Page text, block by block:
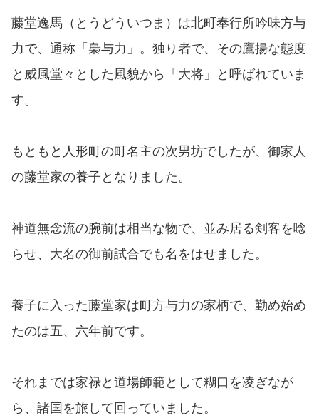
藤堂逸馬（とうどういつま）は北町奉行所吟味方与
力で、通称「梟与力」。独り者で、その鷹揚な態度
と威風堂々とした風貌から「大将」と呼ばれていま
す。
もともと人形町の町名主の次男坊でしたが、御家人
の藤堂家の養子となりました。
神道無念流の腕前は相当な物で、並み居る剣客を唸
らせ、大名の御前試合でも名をはせました。
養子に入った藤堂家は町方与力の家柄で、勤め始め
たのは五、六年前です。
それまでは家禄と道場師範として糊口を凌ぎなが
ら、諸国を旅して回っていました。